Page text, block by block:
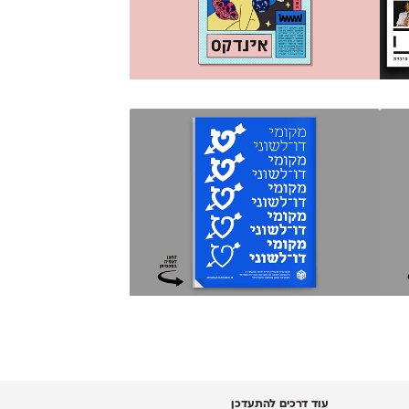
עוד דרכים להתעדכן